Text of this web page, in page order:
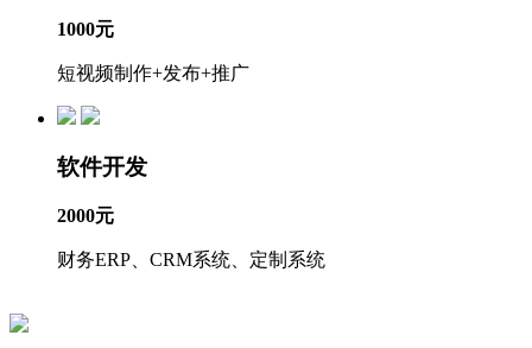
1000元
短视频制作+发布+推广
软件开发
2000元
财务ERP、CRM系统、定制系统